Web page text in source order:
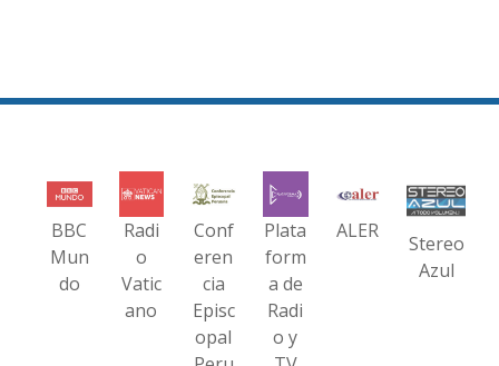
BBC
Mun
do
Radi
o
Vatic
ano
Conf
eren
cia
Episc
opal
Plata
form
a de
Radi
o y
ALER
Stereo
Azul